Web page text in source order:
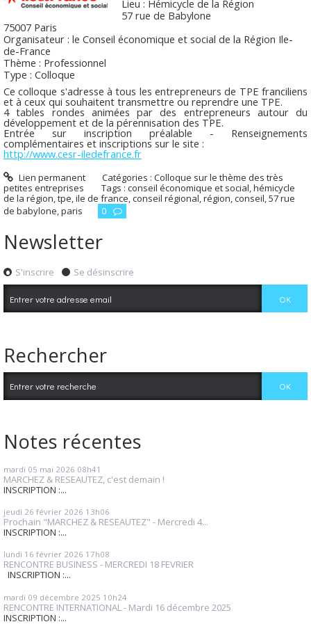
Lieu : Hémicycle de la Région
57 rue de Babylone
75007 Paris
Organisateur : le Conseil économique et social de la Région Ile-
de-France
Thème : Professionnel
Type : Colloque
Ce colloque s'adresse à tous les entrepreneurs de TPE franciliens
et à ceux qui souhaitent transmettre ou reprendre une TPE.
4 tables rondes animées par des entrepreneurs autour du
développement et de la pérennisation des TPE.
Entrée sur inscription préalable - Renseignements
complémentaires et inscriptions sur le site :
http://www.cesr-iledefrance.fr
Lien permanent Catégories :Colloque sur le thème des très
petites entreprises
Tags : conseil économique et social,hémicycle
de la région,tpe,ile de france,conseil régional,région,conseil,57 rue
de babylone,paris 0
Newsletter
S'inscrire Se désinscrire
Rechercher
Notes récentes
mardi 05 mai 2026 08h41
MARCHEZ & RESEAUTEZ, c'est demain !
INSCRIPTION :...
jeudi 26 février 2026 13h06
Prochain "MARCHEZ & RESEAUTEZ" - Mercredi 4...
INSCRIPTION :...
lundi 16 février 2026 17h08
RENCONTRE BUSINESS - MERCREDI 18 FEVRIER
INSCRIPTION :...
mardi 09 décembre 2025 10h24
RENCONTRE INTERNATIONAL - Mardi 16 décembre 2025
INSCRIPTION :...